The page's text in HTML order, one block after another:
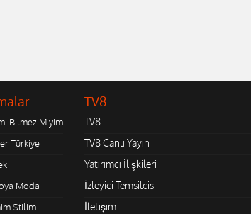
Bilmez Miyim
Türkiye
Moda
Stilim
TV8
TV8
TV8 Canlı Yayın
Yatırımcı İlişkileri
İzleyici Temsilcisi
İletişim